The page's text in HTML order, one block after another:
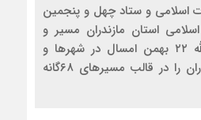
اسلامی و ستاد چهل و پنجمین
استان مازندران مسیر و
زمان راهپیمایی یوم الله ۲۲ بهمن امسال در شهرها و
بخش‌های استان مازندران را در قالب مسیرهای ۶۸گانه